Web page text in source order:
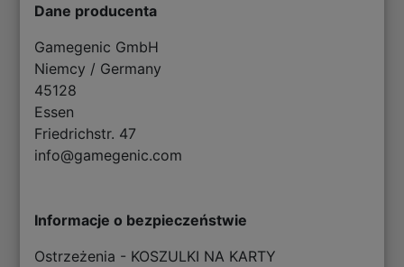
Dane producenta
Gamegenic GmbH
Niemcy / Germany
45128
Essen
Friedrichstr. 47
info@gamegenic.com
Informacje o bezpieczeństwie
Ostrzeżenia - KOSZULKI NA KARTY